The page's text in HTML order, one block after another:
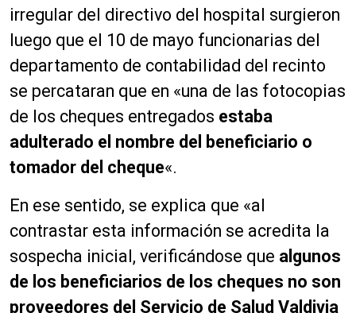
irregular del directivo del hospital surgieron
luego que el 10 de mayo funcionarias del
departamento de contabilidad del recinto
se percataran que en «una de las fotocopias
de los cheques entregados estaba
adulterado el nombre del beneficiario o
tomador del cheque«.
En ese sentido, se explica que «al
contrastar esta información se acredita la
sospecha inicial, verificándose que algunos
de los beneficiarios de los cheques no son
proveedores del Servicio de Salud Valdivia